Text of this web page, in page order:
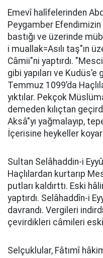
Emevî halîfelerinden
Peygamber
bastığı ve üzerinde
i muallak=Asılı taş"ın
Câmii"ni yaptırdı.
gibi yapıları ve
Temmuz 1099’da
yıktılar. Pekçok
demeden kılıçtan
Aksâ"yı yağmalayıp,
İçerisine heykeller
Sultan Selâhaddin-i
Haçlılardan kurtarıp
putları kaldırttı. Eski
yaptırdı. Selâhaddîn-i
davrandı. Vergileri
çevirdikleri câmileri
Selçuklular, Fâtımî